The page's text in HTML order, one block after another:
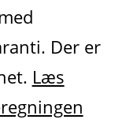
Der er
Læs